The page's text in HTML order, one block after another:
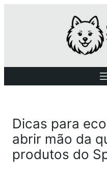
Dicas para
abrir mão da
produtos do